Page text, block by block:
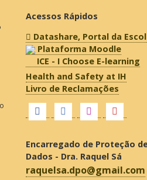
Acessos Rápidos
Datashare, Portal da Escola
Plataforma Moodle
ICE - I Choose E-learning
Health and Safety at IH
Livro de Reclamações
Encarregado de Proteção de
Dados - Dra. Raquel Sá